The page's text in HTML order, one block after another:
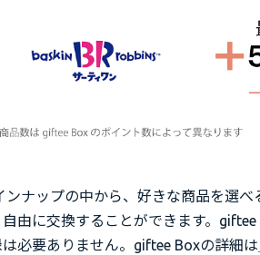
ナップの中から、好きな商品を選べ
由に交換することができます。giftee
必要ありません。giftee Boxの詳細は